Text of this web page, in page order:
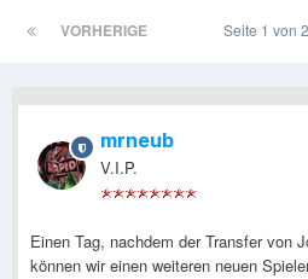
VORHERIGE Seite 1 von
mrneub
V.I.P.
Einen Tag, nachdem der Transfer von
können wir einen weiteren neuen